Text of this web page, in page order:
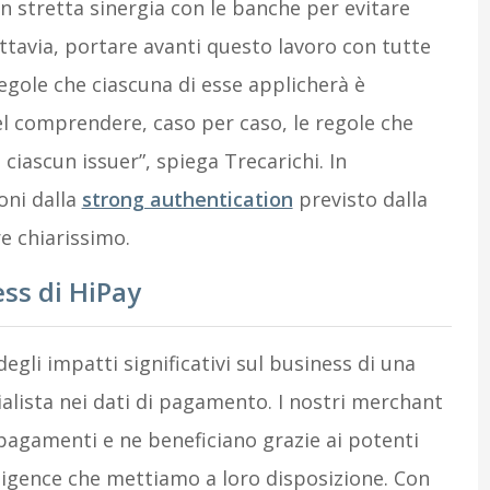
stretta sinergia con le banche per evitare
portare avanti questo lavoro con tutte
che ciascuna di esse applicherà è
caso per caso, le regole che
issuer”, spiega Trecarichi. In
dalla strong authentication previsto dalla
chiarissimo.
di HiPay
impatti significativi sul business di una
nei dati di pagamento. I nostri merchant
e ne beneficiano grazie ai potenti
che mettiamo a loro disposizione. Con